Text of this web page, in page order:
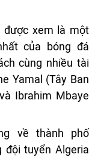
được xem là một
của bóng đá
cùng nhiều tài
Yamal (Tây Ban
Ibrahim Mbaye
về thành phố
đội tuyển Algeria